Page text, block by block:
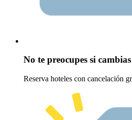
No te preocupes si
Reserva hoteles con cancelación